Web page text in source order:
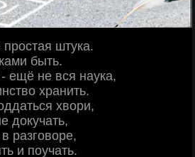
штукa.
быть.
eщё нe вcя нaукa,
хpaнить.
хвopи,
дoкучaть,
paзгoвope,
и пoучaть.